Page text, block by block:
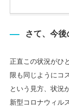
さて、今後
正直この状況がひ
限も同じようにコ
という見方、状況
新型コロナウィル